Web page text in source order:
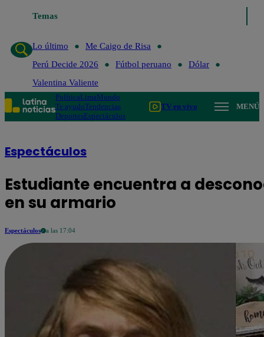
Temas
Lo último
Me Caigo de Risa
Perú Decide 2026
Fútbol peruano
Dólar
Valentina Valiente
PolíticaLimaMundo
Te ayudoTendencias
DeportesEspectáculos
TV en vivo MENÚ
Espectáculos
Estudiante encuentra a
en su armario
Espectáculos a las 17:04